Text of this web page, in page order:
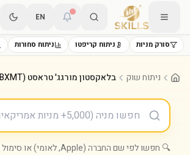
EN
סורק מניות ניתוח קריפטו ניתוח סחורות
ניתוח שוק בלאקסטון מורגג' טראסט (BXMT)
🔍 חפשו לפי שם החברה (Apple, לאומי) או סימול (AAPL, LUMI.TA)